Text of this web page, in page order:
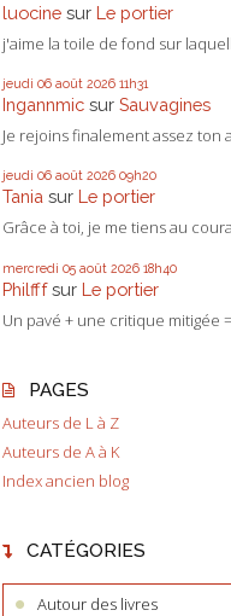
luocine sur Le portier
j'aime la toile de fond sur
jeudi 06 août 2026 11h31
Ingannmic sur Sauvagines
Je rejoins finalement assez ton
jeudi 06 août 2026 09h20
Tania sur Le portier
Grâce à toi, je me tiens au
mercredi 05 août 2026 18h40
Philfffsur Le portier
Un pavé + une critique mitigée
PAGES
Auteurs de L à Z
Auteurs de A à K
Index ancien blog
CATÉGORIES
Autour des livres